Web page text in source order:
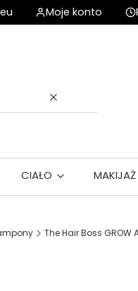
Moje konto
Wyczyść
CIAŁO MAKIJAŻ
The Hair Boss